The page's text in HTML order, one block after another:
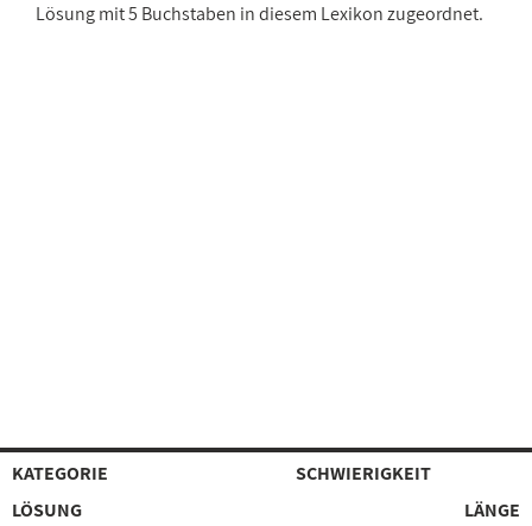
Lösung mit 5 Buchstaben in diesem Lexikon zugeordnet.
KATEGORIE
SCHWIERIGKEIT
LÖSUNG
LÄNGE